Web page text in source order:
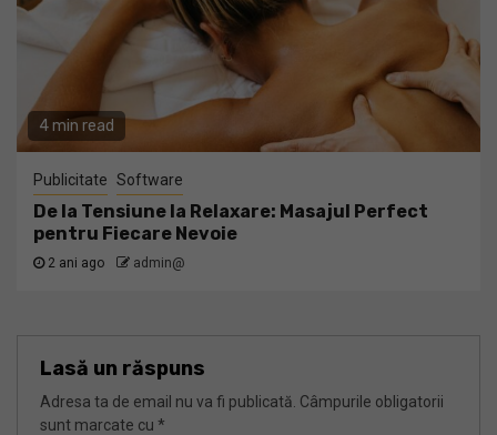
4 min read
Publicitate Software
De la Tensiune la Relaxare: Masajul Perfect
pentru Fiecare Nevoie
2 ani ago admin@
Lasă un răspuns
Adresa ta de email nu va fi publicată. Câmpurile obligatorii
sunt marcate cu *